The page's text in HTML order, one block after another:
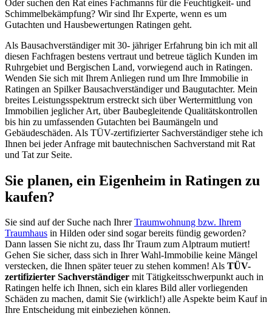
Oder suchen den Rat eines Fachmanns für die Feuchtigkeit- und
Schimmelbekämpfung? Wir sind Ihr Experte, wenn es um
Gutachten und Hausbewertungen Ratingen geht.
Als Bausachverständiger mit 30- jähriger Erfahrung bin ich mit all
diesen Fachfragen bestens vertraut und betreue täglich Kunden im
Ruhrgebiet und Bergischen Land, vorwiegend auch in Ratingen.
Wenden Sie sich mit Ihrem Anliegen rund um Ihre Immobilie in
Ratingen an Spilker Bausachverständiger und Baugutachter. Mein
breites Leistungsspektrum erstreckt sich über Wertermittlung von
Immobilien jeglicher Art, über Baubegleitende Qualitätskontrollen
bis hin zu umfassenden Gutachten bei Baumängeln und
Gebäudeschäden. Als TÜV-zertifizierter Sachverständiger stehe ich
Ihnen bei jeder Anfrage mit bautechnischen Sachverstand mit Rat
und Tat zur Seite.
Sie planen, ein Eigenheim in Ratingen zu
kaufen?
Sie sind auf der Suche nach IhrerTraumwohnung bzw. Ihrem
Traumhaus in Hilden oder sind sogar bereits fündig geworden?
Dann lassen Sie nicht zu, dass Ihr Traum zum Alptraum mutiert!
Gehen Sie sicher, dass sich in Ihrer Wahl-Immobilie keine Mängel
verstecken, die Ihnen später teuer zu stehen kommen! Als TÜV-
zertifizierter Sachverständiger mit Tätigkeitsschwerpunkt auch in
Ratingen helfe ich Ihnen, sich ein klares Bild aller vorliegenden
Schäden zu machen, damit Sie (wirklich!) alle Aspekte beim Kauf in
Ihre Entscheidung mit einbeziehen können.